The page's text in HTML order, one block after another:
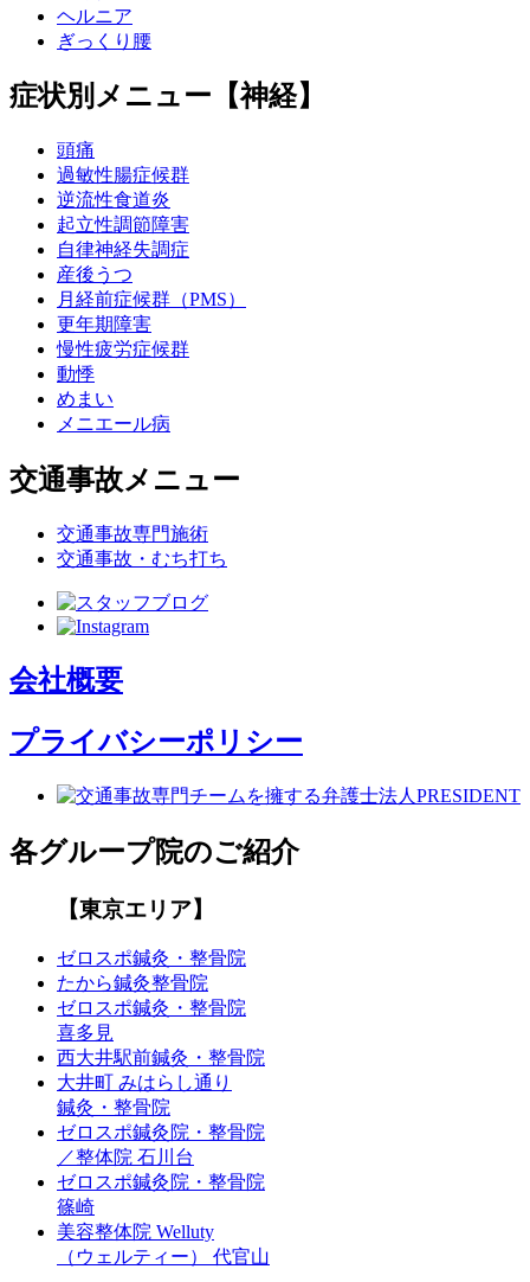
ヘルニア
ぎっくり腰
症状別メニュー【神経】
頭痛
過敏性腸症候群
逆流性食道炎
起立性調節障害
自律神経失調症
産後うつ
月経前症候群（PMS）
更年期障害
慢性疲労症候群
動悸
めまい
メニエール病
交通事故メニュー
交通事故専門施術
交通事故・むち打ち
会社概要
プライバシーポリシー
各グループ院のご紹介
【東京エリア】
ゼロスポ鍼灸・整骨院
たから鍼灸整骨院
ゼロスポ鍼灸・整骨院
喜多見
西大井駅前鍼灸・整骨院
大井町 みはらし通り
鍼灸・整骨院
ゼロスポ鍼灸院・整骨院
／整体院 石川台
ゼロスポ鍼灸院・整骨院
篠崎
美容整体院 Welluty
（ウェルティー） 代官山